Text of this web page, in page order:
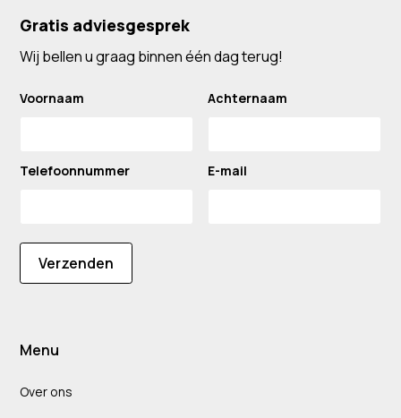
Gratis adviesgesprek
Wij bellen u graag binnen één dag terug!
Voornaam Achternaam
Telefoonnummer E-mail
Verzenden
Menu
Over ons